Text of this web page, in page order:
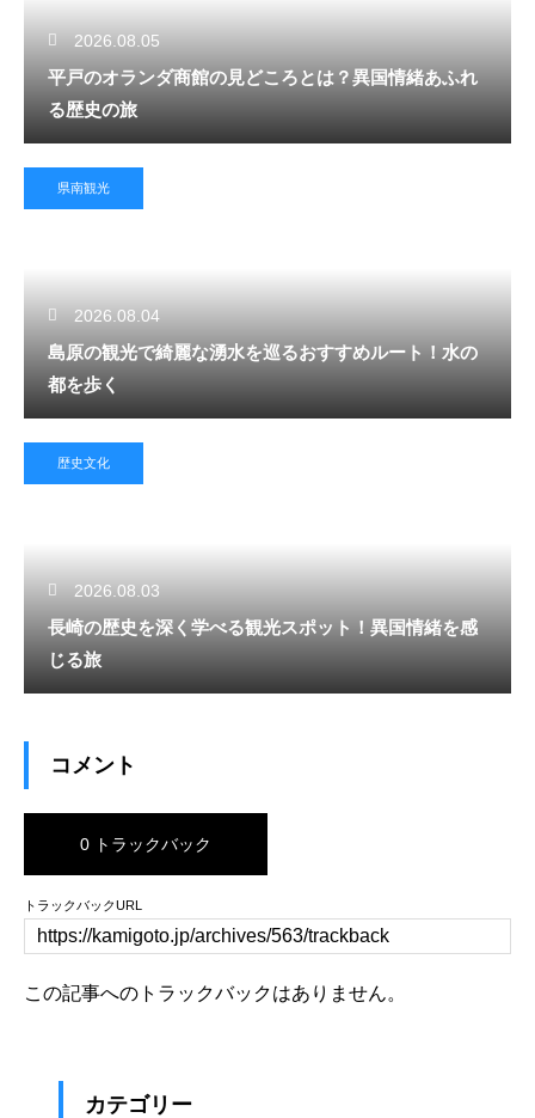
2026.08.05
平戸のオランダ商館の見どころとは？異国情緒あふれ
る歴史の旅
県南観光
2026.08.04
島原の観光で綺麗な湧水を巡るおすすめルート！水の
都を歩く
歴史文化
2026.08.03
長崎の歴史を深く学べる観光スポット！異国情緒を感
じる旅
コメント
0 トラックバック
トラックバックURL
この記事へのトラックバックはありません。
カテゴリー